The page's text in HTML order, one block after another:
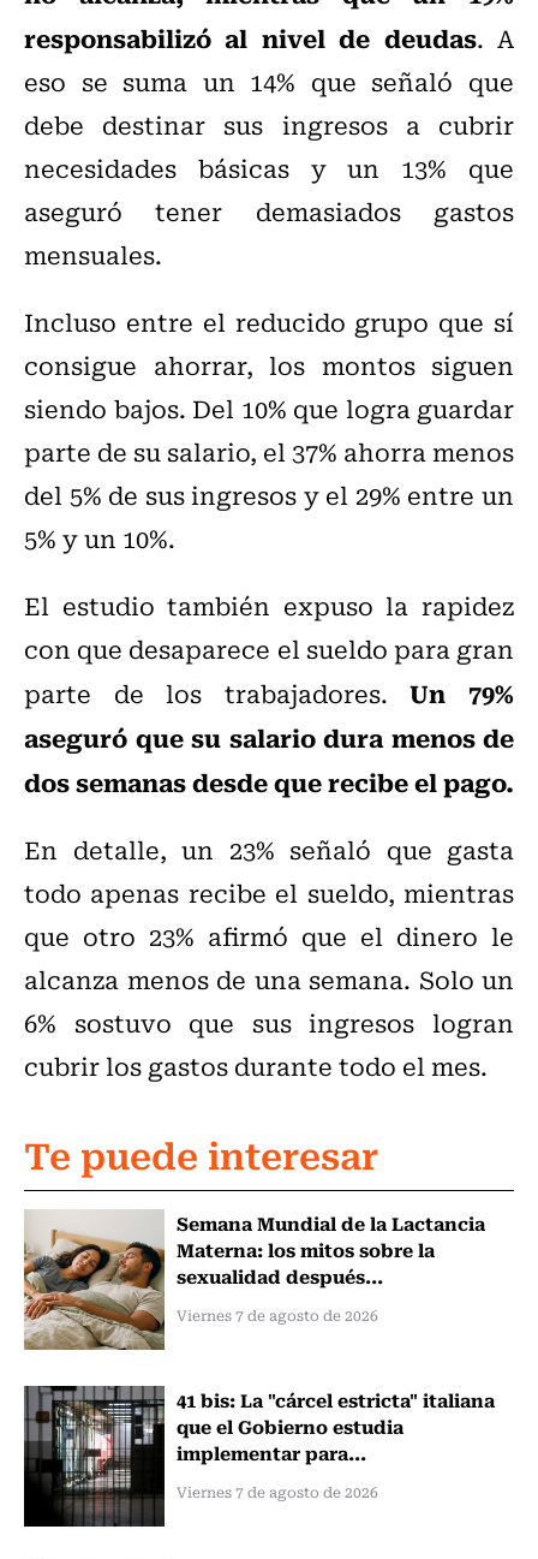
responsabilizó al nivel de deudas. A
eso se suma un 14% que señaló que
debe destinar sus ingresos a cubrir
necesidades básicas y un 13% que
aseguró tener demasiados gastos
mensuales.
Incluso entre el reducido grupo que sí
consigue ahorrar, los montos siguen
siendo bajos. Del 10% que logra guardar
parte de su salario, el 37% ahorra menos
del 5% de sus ingresos y el 29% entre un
5% y un 10%.
El estudio también expuso la rapidez
con que desaparece el sueldo para gran
parte de los trabajadores.Un 79%
aseguró que su salario dura menos de
dos semanas desde que recibe el pago.
En detalle, un 23% señaló que gasta
todo apenas recibe el sueldo, mientras
que otro 23% afirmó que el dinero le
alcanza menos de una semana. Solo un
6% sostuvo que sus ingresos logran
cubrir los gastos durante todo el mes.
Te puede interesar
Semana Mundial de la Lactancia
Materna: los mitos sobre la
sexualidad después...
Viernes 7 de agosto de 2026
41 bis: La "cárcel estricta" italiana
que el Gobierno estudia
implementar para...
Viernes 7 de agosto de 2026